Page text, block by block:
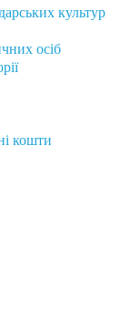
культур
осіб
кошти